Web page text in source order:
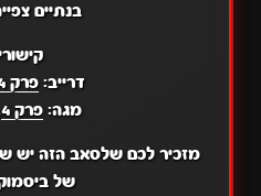
בנתיים
דרייב: פרק 4
מגה:פרק 4
מזכיר לכם שלסאב הזה יש
של